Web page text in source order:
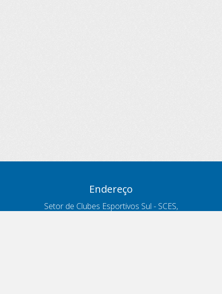
Endereço
Setor de Clubes Esportivos Sul - SCES,